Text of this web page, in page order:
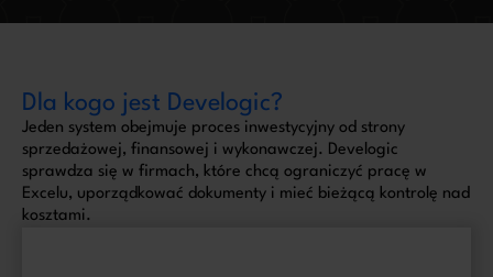
Dla kogo jest Develogic?
Jeden system obejmuje proces inwestycyjny od strony
sprzedażowej, finansowej i wykonawczej. Develogic
sprawdza się w firmach, które chcą ograniczyć pracę w
Excelu, uporządkować dokumenty i mieć bieżącą kontrolę nad
kosztami.